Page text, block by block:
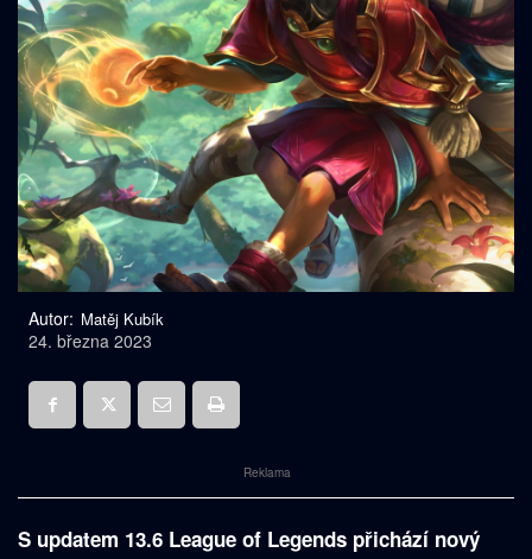
Autor: Matěj Kubík
24. března 2023
Reklama
S updatem 13.6 League of Legends přichází nový